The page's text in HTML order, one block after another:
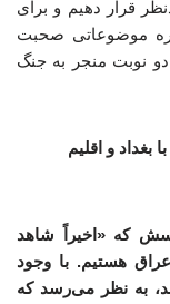
قرار دهیم و برای
موضوعاتی صحبت
نوبت منجر به جنگ
و اقلیم
که «اخیراً شاهد
هستیم. با وجود
به نظر می‌رسد که